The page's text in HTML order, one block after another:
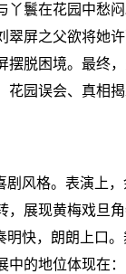
丫鬟在花园中愁
翠屏之父欲将她
摆脱困境。最终
园误会、真相
风格。表演上
展现黄梅戏旦
快，朗朗上口
的地位体现在